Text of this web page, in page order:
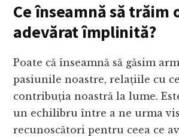
Ce înseamnă să trăim
adevărat împlinită?
Poate că înseamnă să găsim
pasiunile noastre, relațiile cu
contribuția noastră la lume.
un echilibru între a ne urma
recunoscători pentru ceea ce